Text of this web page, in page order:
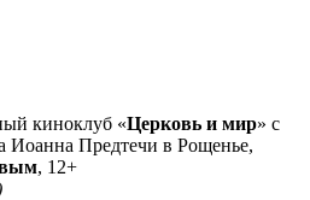
киноклуб «Церковь и мир» с
Иоанна Предтечи в Рощенье,
, 12+